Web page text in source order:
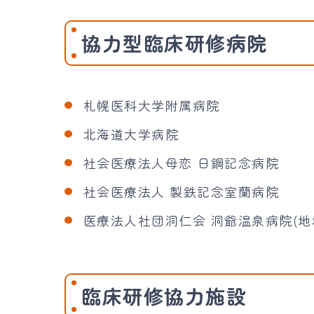
協力型臨床研修病院
札幌医科大学附属病院
北海道大学病院
社会医療法人母恋 日鋼記念病院
社会医療法人 製鉄記念室蘭病院
医療法人社団洞仁会 洞爺温泉病院(
臨床研修協力施設